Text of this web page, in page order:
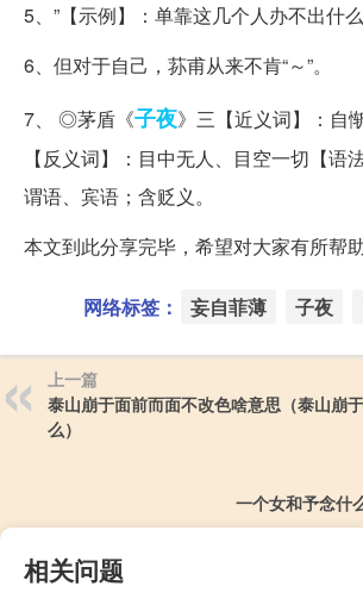
5、”【示例】：单靠这几个人办不出什么
6、但对于自己，荪甫从来不肯“～”。
7、 ◎茅盾《子夜》三【近义词】：自
【反义词】：目中无人、目空一切【语
谓语、宾语；含贬义。
本文到此分享完毕，希望对大家有所帮助
网络标签： 妄自菲薄 子夜
上一篇
泰山崩于面前而面不改色啥意思（泰山崩
么）
一个女和予念什
相关问题